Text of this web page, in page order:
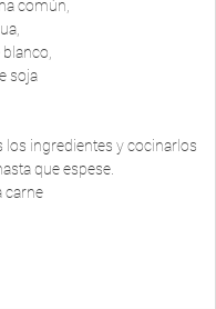
común,
soja
los ingredientes y cocinarlos
que espese.
carne